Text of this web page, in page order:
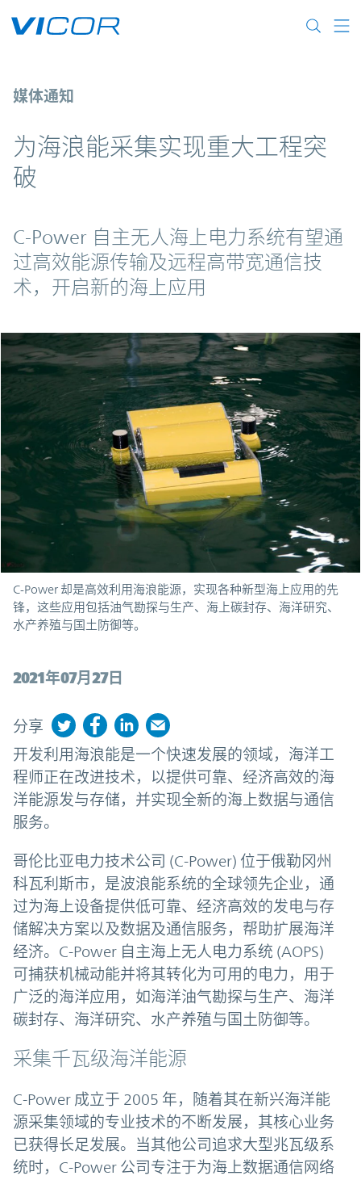
Engineering a sea change in ocean
媒体通知
为海浪能采集实现重大工程突
破
C-Power 自主无人海上电力系统有望通
过高效能源传输及远程高带宽通信技
术，开启新的海上应用
2021年07月27日
C-Power 却是高效利用海浪能源，实现各种新型海上应用的先
锋，这些应用包括油气勘探与生产、海上碳封存、海洋研究、
水产养殖与国土防御等。
分享
开发利用海浪能是一个快速发展的领域，海洋工
程师正在改进技术，以提供可靠、经济高效的海
洋能源发与存储，并实现全新的海上数据与通信
服务。
哥伦比亚电力技术公司 (C-Power) 位于俄勒冈州
科瓦利斯市，是波浪能系统的全球领先企业，通
过为海上设备提供低可靠、经济高效的发电与存
储解决方案以及数据及通信服务，帮助扩展海洋
经济。C-Power 自主海上无人电力系统 (AOPS)
可捕获机械动能并将其转化为可用的电力，用于
广泛的海洋应用，如海洋油气勘探与生产、海洋
碳封存、海洋研究、水产养殖与国土防御等。
采集千瓦级海洋能源
C-Power 成立于 2005 年，随着其在新兴海洋能
源采集领域的专业技术的不断发展，其核心业务
已获得长足发展。当其他公司追求大型兆瓦级系
统时，C-Power 公司专注于为海上数据通信网络